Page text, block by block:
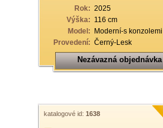
Rok: 2025
Výška: 116 cm
Model: Moderní-s konzolemi
Provedení: Černý-Lesk
Nezávazná objednávka
katalogové id: 1638